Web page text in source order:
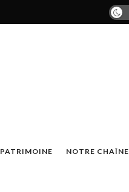
PATRIMOINE NOTRE CHAÎNE